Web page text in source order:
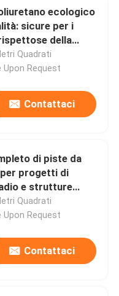
ecologico
sicure per i
della
Quadrati
Upon Request
Contattaci
di piste da
progetti di
e strutture
Quadrati
Upon Request
Contattaci